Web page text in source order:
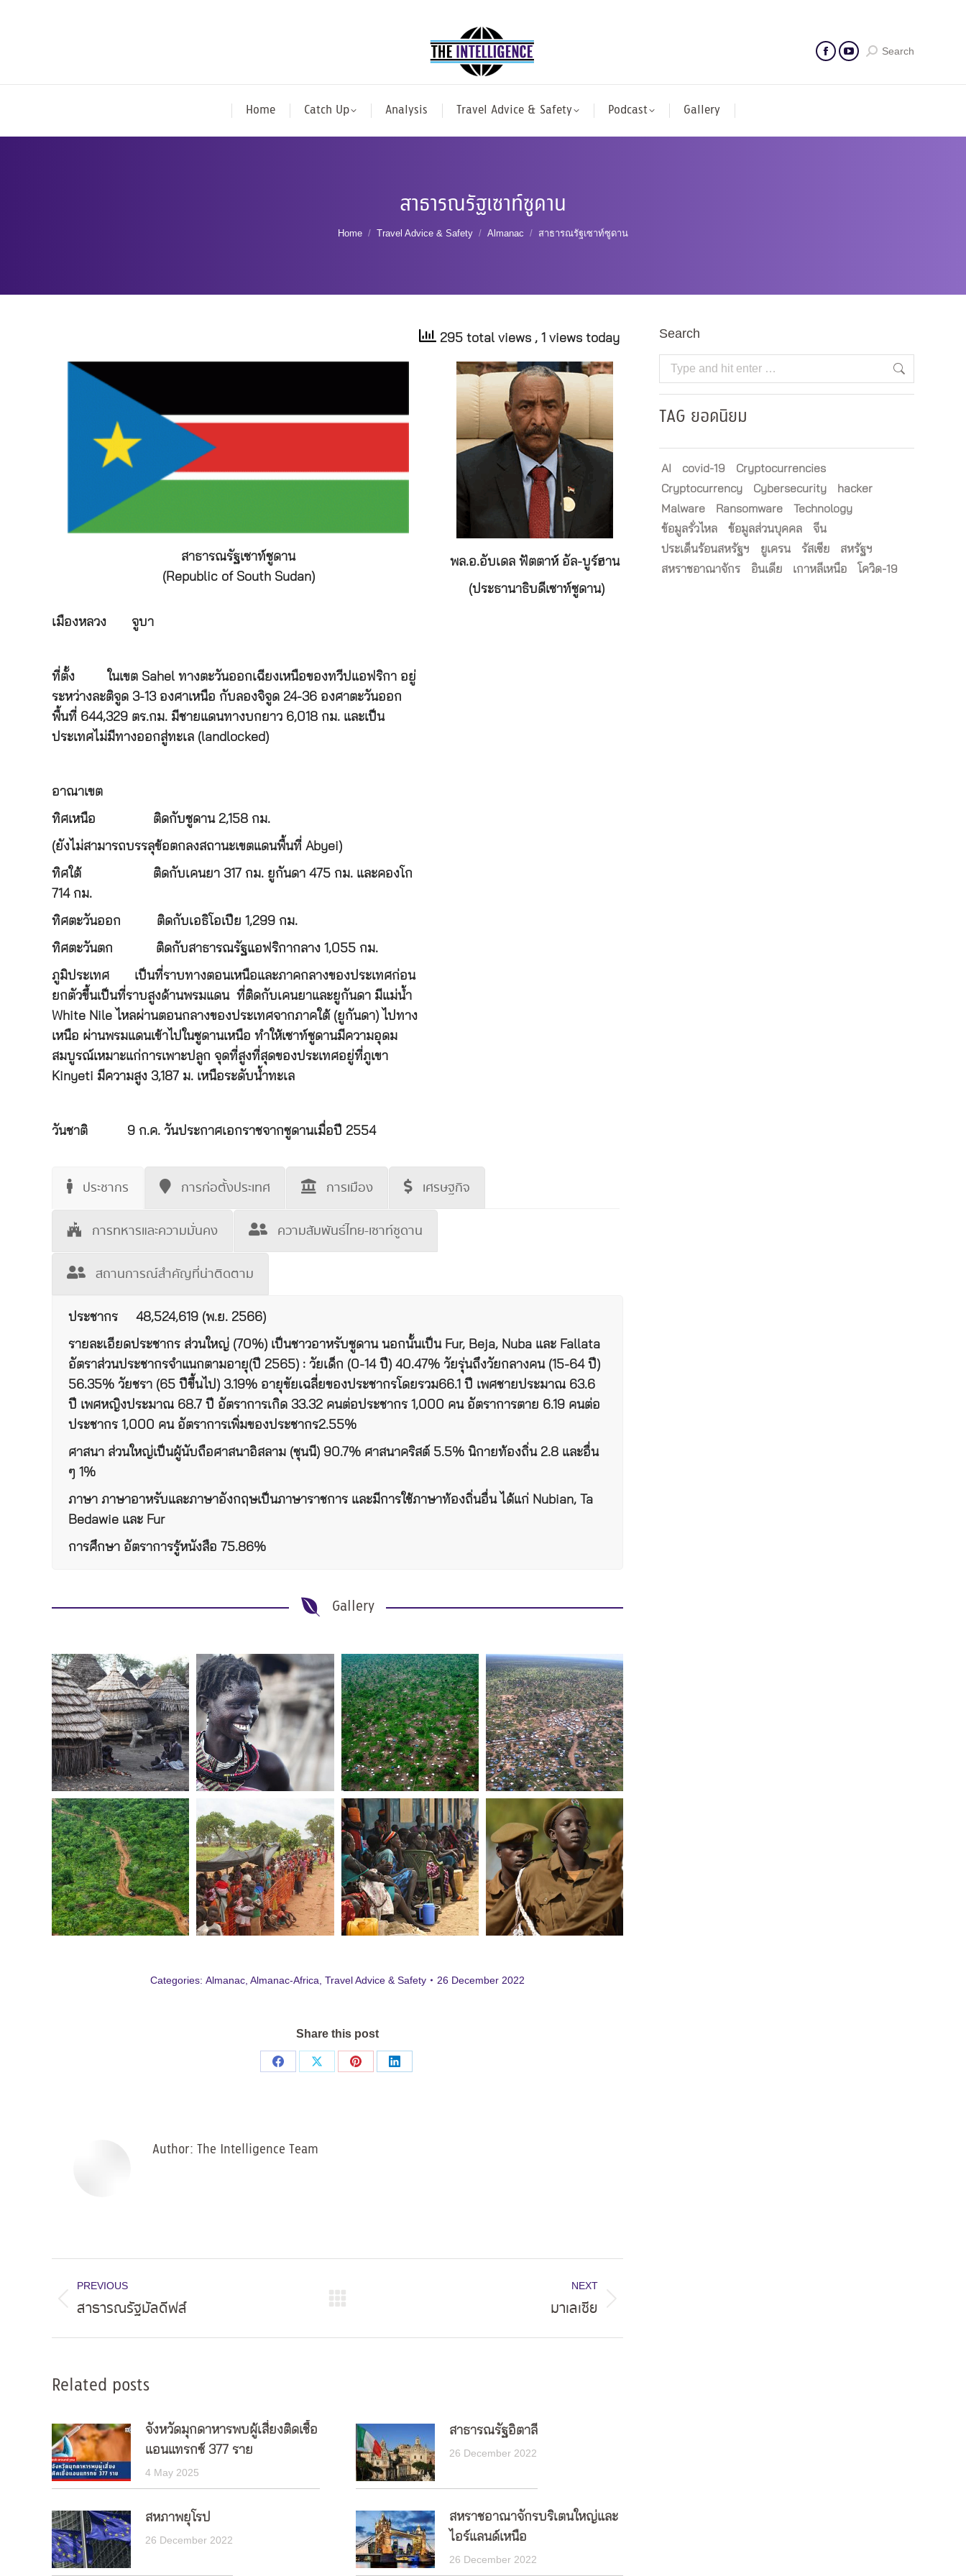
Search
Home Catch Up Analysis Travel Advice & Safety Podcast Gallery
สาธารณรัฐเซาท์ซูดาน
You are here:
Home Travel Advice & Safety Almanac สาธารณรัฐเซาท์ซูดาน
295 total views , 1 views today
สาธารณรัฐเซาท์ซูดาน
(Republic of South Sudan)
เมืองหลวง จูบา
ที่ตั้ง ในเขต Sahel ทางตะวันออกเฉียงเหนือของทวีปแอฟริกา อยู่
ระหว่างละติจูด 3-13 องศาเหนือ กับลองจิจูด 24-36 องศาตะวันออก
พื้นที่ 644,329 ตร.กม. มีชายแดนทางบกยาว 6,018 กม. และเป็น
ประเทศไม่มีทางออกสู่ทะเล (landlocked)
อาณาเขต
ทิศเหนือ ติดกับซูดาน 2,158 กม.
(ยังไม่สามารถบรรลุข้อตกลงสถานะเขตแดนพื้นที่ Abyei)
ทิศใต้ ติดกับเคนยา 317 กม. ยูกันดา 475 กม. และคองโก
714 กม.
ทิศตะวันออก ติดกับเอธิโอเปีย 1,299 กม.
ทิศตะวันตก ติดกับสาธารณรัฐแอฟริกากลาง 1,055 กม.
ภูมิประเทศ เป็นที่ราบทางตอนเหนือและภาคกลางของประเทศก่อน
ยกตัวขึ้นเป็นที่ราบสูงด้านพรมแดน ที่ติดกับเคนยาและยูกันดา มีแม่น้ำ
White Nile ไหลผ่านตอนกลางของประเทศจากภาคใต้ (ยูกันดา) ไปทาง
เหนือ ผ่านพรมแดนเข้าไปในซูดานเหนือ ทำให้เซาท์ซูดานมีความอุดม
สมบูรณ์เหมาะแก่การเพาะปลูก จุดที่สูงที่สุดของประเทศอยู่ที่ภูเขา
Kinyeti มีความสูง 3,187 ม. เหนือระดับน้ำทะเล
วันชาติ 9 ก.ค. วันประกาศเอกราชจากซูดานเมื่อปี 2554
พล.อ.อับเดล ฟัตตาห์ อัล-บูร์ฮาน
(ประธานาธิบดีเซาท์ซูดาน)
ประชากร การก่อตั้งประเทศ การเมือง เศรษฐกิจ
การทหารและความมั่นคง ความสัมพันธ์ไทย-เซาท์ซูดาน
สถานการณ์สำคัญที่น่าติดตาม
ประชากร 48,524,619 (พ.ย. 2566)
รายละเอียดประชากร ส่วนใหญ่ (70%) เป็นชาวอาหรับซูดาน นอกนั้นเป็น Fur, Beja, Nuba และ Fallata
อัตราส่วนประชากรจำแนกตามอายุ(ปี 2565) : วัยเด็ก (0-14 ปี) 40.47% วัยรุ่นถึงวัยกลางคน(15-64 ปี)
56.35% วัยชรา (65 ปีขึ้นไป) 3.19% อายุขัยเฉลี่ยของประชากรโดยรวม66.1 ปี เพศชายประมาณ 63.6
ปี เพศหญิงประมาณ 68.7 ปี อัตราการเกิด 33.32 คนต่อประชากร 1,000 คน อัตราการตาย 6.19 คนต่อ
ประชากร 1,000 คน อัตราการเพิ่มของประชากร2.55%
ศาสนา ส่วนใหญ่เป็นผู้นับถือศาสนาอิสลาม (ซุนนี) 90.7% ศาสนาคริสต์ 5.5% นิกายท้องถิ่น 2.8 และอื่น
ๆ 1%
ภาษา ภาษาอาหรับและภาษาอังกฤษเป็นภาษาราชการ และมีการใช้ภาษาท้องถิ่นอื่น ได้แก่ Nubian, Ta
Bedawie และ Fur
การศึกษา อัตราการรู้หนังสือ 75.86%
Gallery
Categories: Almanac, Almanac-Africa, Travel Advice & Safety 26 December 2022
Share this post
Share
Share
Share
Share
Author: The Intelligence Team
navigation
PREVIOUS
Previous
สาธารณรัฐมัลดีฟส์
NEXT
มาเลเซีย
Related posts
จังหวัดมุกดาหารพบผู้เสี่ยงติดเชื้อ
แอนแทรกซ์ 377 ราย
4 May 2025
สาธารณรัฐอิตาลี
26 December 2022
สหภาพยุโรป
26 December 2022
สหราชอาณาจักรบริเตนใหญ่และ
ไอร์แลนด์เหนือ
26 December 2022
Search
Search:
TAG ยอดนิยม
AI covid-19
Cryptocurrencies
Cryptocurrency
Cybersecurity
hacker
Malware
Ransomware
Technology
ข้อมูลรั่วไหล
ข้อมูลส่วนบุคคล
จีน
ประเด็นร้อนสหรัฐฯ
ยูเครน รัสเซีย
สหรัฐฯ
สหราชอาณาจักร
อินเดีย เกาหลีเหนือ โควิด-19